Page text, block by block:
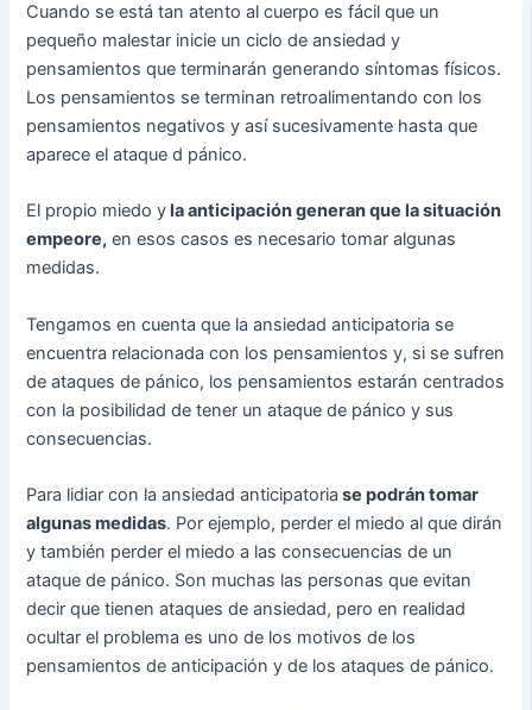
Cuando se está tan atento al cuerpo es fácil que un
pequeño malestar inicie un ciclo de ansiedad y
pensamientos que terminarán generando síntomas físicos.
Los pensamientos se terminan retroalimentando con los
pensamientos negativos y así sucesivamente hasta que
aparece el ataque d pánico.
El propio miedo y la anticipación generan que la situación
empeore, en esos casos es necesario tomar algunas
medidas.
Tengamos en cuenta que la ansiedad anticipatoria se
encuentra relacionada con los pensamientos y, si se sufren
de ataques de pánico, los pensamientos estarán centrados
con la posibilidad de tener un ataque de pánico y sus
consecuencias.
Para lidiar con la ansiedad anticipatoria se podrán tomar
algunas medidas. Por ejemplo, perder el miedo al que dirán
y también perder el miedo a las consecuencias de un
ataque de pánico. Son muchas las personas que evitan
decir que tienen ataques de ansiedad, pero en realidad
ocultar el problema es uno de los motivos de los
pensamientos de anticipación y de los ataques de pánico.